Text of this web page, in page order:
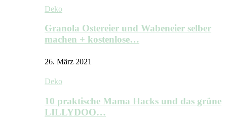
Deko
Granola Ostereier und Wabeneier selber
machen + kostenlose…
26. März 2021
Deko
10 praktische Mama Hacks und das grüne
LILLYDOO…